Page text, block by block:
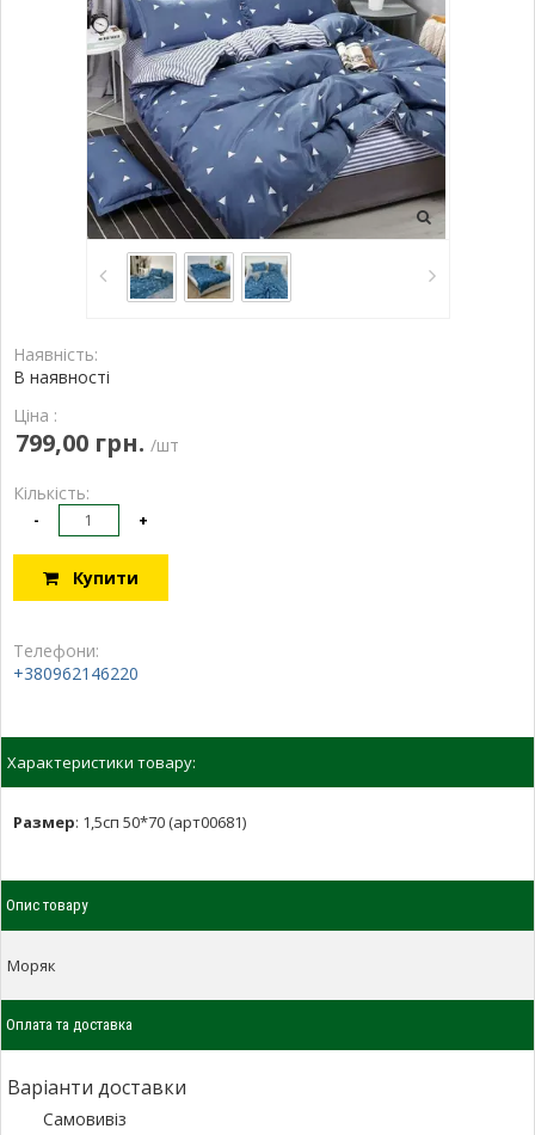
Наявність:
В наявності
Ціна :
799,00 грн. /шт
Кількість:
- +
Купити
Телефони:
+380962146220
Характеристики товару:
Размер: 1,5сп 50*70 (арт00681)
Опис товару
Моряк
Оплата та доставка
Варіанти доставки
Самовивіз